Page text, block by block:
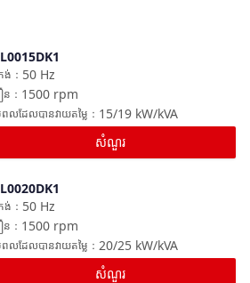
50 Hz
ង់ ：
1500 rpm
ន ：
15/19 kW/kVA
លដែលបានវាយតម្លៃ ：
សំណួរ
50 Hz
ង់ ：
1500 rpm
ន ：
20/25 kW/kVA
លដែលបានវាយតម្លៃ ：
សំណួរ